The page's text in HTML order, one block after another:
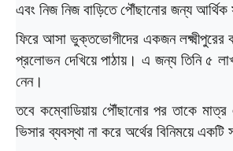
এবং নিজ নিজ বাড়িতে পৌঁছানোর জন্য আর্থিক
ফিরে আসা ভুক্তভোগীদের একজন লক্ষ্মীপুরের
প্রলোভন দেখিয়ে পাঠায়। এ জন্য তিনি ৫
নেন।
তবে কম্বোডিয়ায় পৌঁছানোর পর তাকে মাত্র
ভিসার ব্যবস্থা না করে অর্থের বিনিময়ে